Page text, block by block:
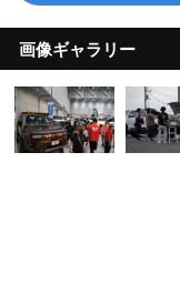
画像ギャラリー